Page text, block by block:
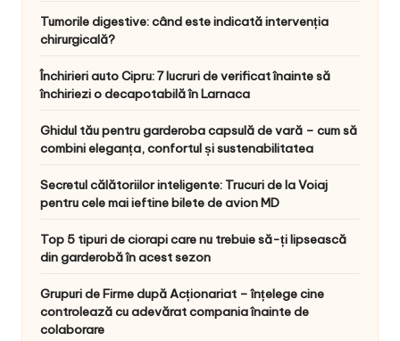
Tumorile digestive: când este indicată intervenția
chirurgicală?
Închirieri auto Cipru: 7 lucruri de verificat înainte să
închiriezi o decapotabilă în Larnaca
Ghidul tău pentru garderoba capsulă de vară – cum să
combini eleganța, confortul și sustenabilitatea
Secretul călătoriilor inteligente: Trucuri de la Voiaj
pentru cele mai ieftine bilete de avion MD
Top 5 tipuri de ciorapi care nu trebuie să-ți lipsească
din garderobă în acest sezon
Grupuri de Firme după Acționariat – înțelege cine
controlează cu adevărat compania înainte de
colaborare